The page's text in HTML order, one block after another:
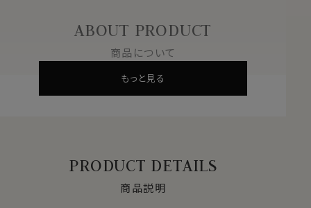
ABOUT PRODUCT
商品について
もっと見る
PRODUCT DETAILS
商品説明